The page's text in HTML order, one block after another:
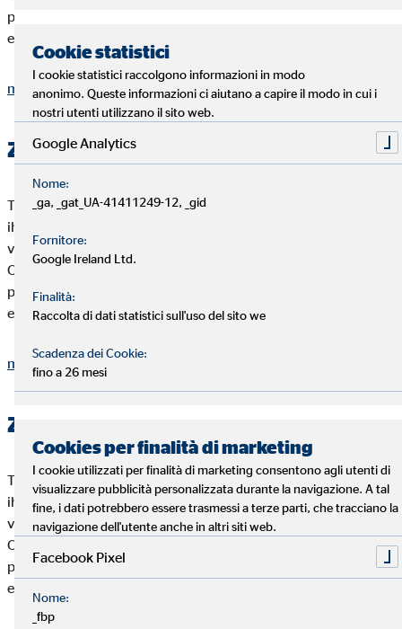
platzsparend und übersichtlich, wenn Sie viele Inhalte zu
einem Thema abbilden möchten.
mostra di più
Zusatzinformation 2
Teilen Sie Ihren Kunden detaillierte, wichtige Informationen zu
ihrem Portfolio mit. Unterstützen Sie Ihren Text zusätzlich
visuell mit Icons. Zu jedem Thema und Anlass stehen passende
OVB Icons zur Verfügung. Die ausklappbaren Texte sind
platzsparend und übersichtlich, wenn Sie viele Inhalte zu
einem Thema abbilden möchten.
mostra di più
Zusatzinformation 3
Teilen Sie Ihren Kunden detaillierte, wichtige Informationen zu
ihrem Portfolio mit. Unterstützen Sie Ihren Text zusätzlich
visuell mit Icons. Zu jedem Thema und Anlass stehen passende
OVB Icons zur Verfügung. Die ausklappbaren Texte sind
platzsparend und übersichtlich, wenn Sie viele Inhalte zu
einem Thema abbilden möchten.
Cookie statistici
I cookie statistici raccolgono informazioni in modo
anonimo. Queste informazioni ci aiutano a capire il modo in cui i
nostri utenti utilizzano il sito web.
Google Analytics
Nome:
_ga, _gat_UA-41411249-12, _gid
Fornitore:
Google Ireland Ltd.
Finalità:
Raccolta di dati statistici sull'uso del sito we
Scadenza dei Cookie:
fino a 26 mesi
Cookies per finalità di marketing
I cookie utilizzati per finalità di marketing consentono agli utenti di
visualizzare pubblicità personalizzata durante la navigazione. A tal
fine, i dati potrebbero essere trasmessi a terze parti, che tracciano la
navigazione dell'utente anche in altri siti web.
Facebook Pixel
Nome:
_fbp